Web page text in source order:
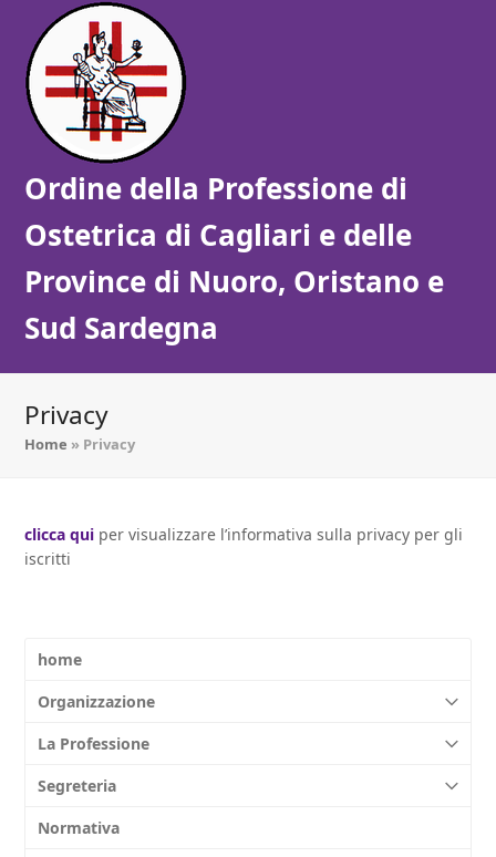
Ordine della Professione di
Ostetrica di Cagliari e delle
Province di Nuoro, Oristano e
Sud Sardegna
Privacy
Home » Privacy
clicca qui per visualizzare l’informativa sulla privacy per gli
iscritti
home
Organizzazione
La Professione
Segreteria
Normativa